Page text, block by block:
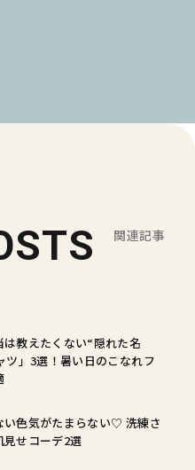
関連記事
は教えたくない“隠れた名
ツ」3選！暑い日のこなれフ
い色気がたまらない♡ 洗練さ
せコーデ2選